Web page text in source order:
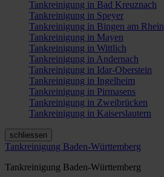
Tankreinigung in Bad Kreuznach
Tankreinigung in Speyer
Tankreinigung in Bingen am Rhein
Tankreinigung in Mayen
Tankreinigung in Wittlich
Tankreinigung in Andernach
Tankreinigung in Idar-Oberstein
Tankreinigung in Ingelheim
Tankreinigung in Pirmasens
Tankreinigung in Zweibrücken
Tankreinigung in Kaiserslautern
schliessen
Tankreinigung Baden-Württemberg
Tankreinigung Baden-Württemberg